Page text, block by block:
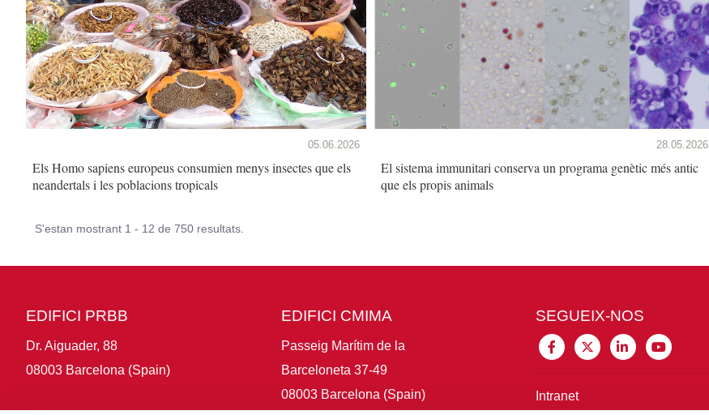
05.06.2026
Els Homo sapiens europeus consumien menys insectes que els
neandertals i les poblacions tropicals
28.05.2026
El sistema immunitari conserva un programa genètic més antic
que els propis animals
S'estan mostrant 1 - 12 de 750 resultats.
EDIFICI PRBB
Dr. Aiguader, 88
08003 Barcelona (Spain)
EDIFICI CMIMA
Passeig Marítim de la
Barceloneta 37-49
08003 Barcelona (Spain)
SEGUEIX-NOS
Intranet